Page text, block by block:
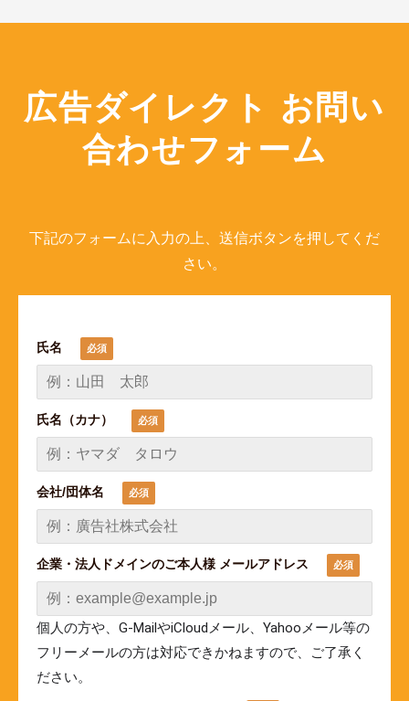
広告ダイレクト お問い
合わせフォーム
下記のフォームに入力の上、送信ボタンを押してくだ
さい。
氏名
氏名（カナ）
会社/団体名
企業・法人ドメインのご本人様 メールアドレス
個人の方や、G-MailやiCloudメール、Yahooメール等の
フリーメールの方は対応できかねますので、ご了承く
ださい。